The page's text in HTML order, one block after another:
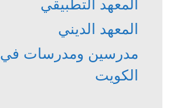
المعهد التطبيقي
المعهد الديني
مدرسين ومدرسات في
الكويت